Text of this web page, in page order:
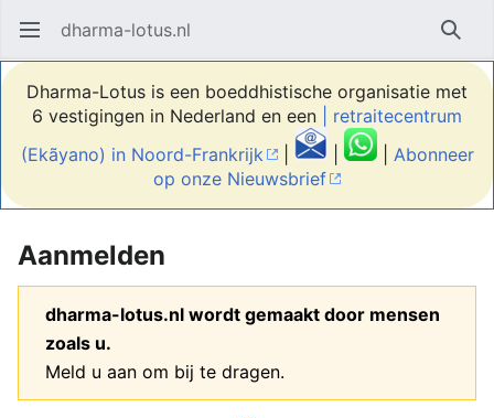
Hoofdmenu openen dharma-lotus.nl
Dharma-Lotus is een boeddhistische organisatie met
6 vestigingen in Nederland en een
| retraitecentrum
(Ekãyano) in Noord-Frankrijk
| | Abonneer
op onze Nieuwsbrief
Aanmelden
dharma-lotus.nl wordt gemaakt door mensen
zoals u.
Meld u aan om bij te dragen.